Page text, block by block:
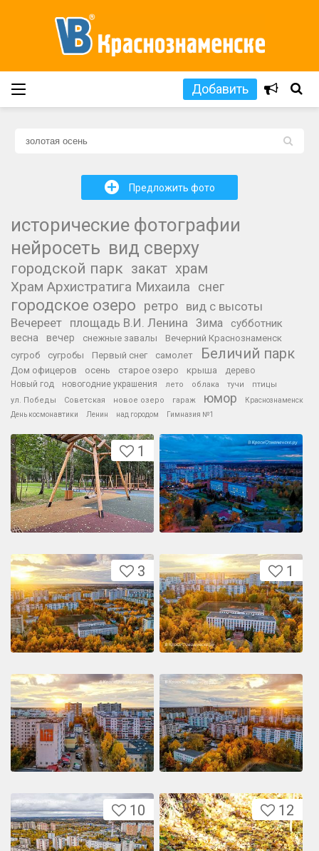
Добавить
+ Предложить фото
L
исторические фотографии
нейросеть вид сверху
городской парк закат храм
Храм Архистратига Михаила снег
городское озеро ретро вид с высоты
Вечереет площадь В.И. Ленина Зима субботник
весна вечер снежные завалы
Вечерний Краснознаменск
сугроб
сугробы Первый снег самолет Беличий парк
Дом офицеров осень старое озеро крыша
дерево
Новый год
новогодние украшения лето облака тучи
птицы
ул. Победы
Советская новое озеро гараж юмор
Краснознаменск
День космонавтики
Ленин над городом Гимназия №1
1
3 1
10 12